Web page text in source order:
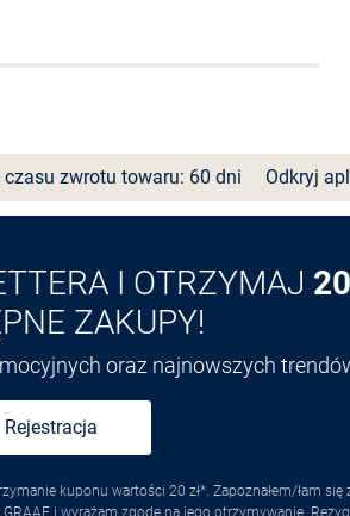
czasu zwrotu towaru: 60 dni Odkryj
I OTRZYMAJ
ZAKUPY!
oraz najnowszych
Rejestracja
kuponu wartości 20 zł*. Zapoznałem/łam
i wyrażam zgodę na jego otrzymywanie.